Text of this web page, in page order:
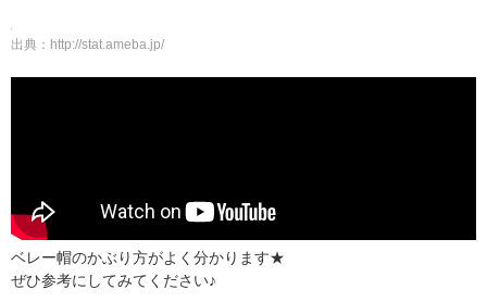
出典： http://stat.ameba.jp/
ベレー帽のかぶり方がよく分かります★
ぜひ参考にしてみてください♪